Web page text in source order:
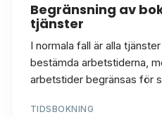
Begränsning av
tjänster
I normala fall är alla
bestämda arbetstiderna,
arbetstider begränsas för
TIDSBOKNING